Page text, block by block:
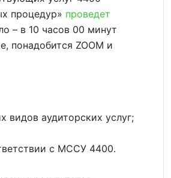
процедур» проведет
– в 10 часов 00 минут
понадобится ZOOM и
видов аудиторских услуг;
с МССУ 4400.